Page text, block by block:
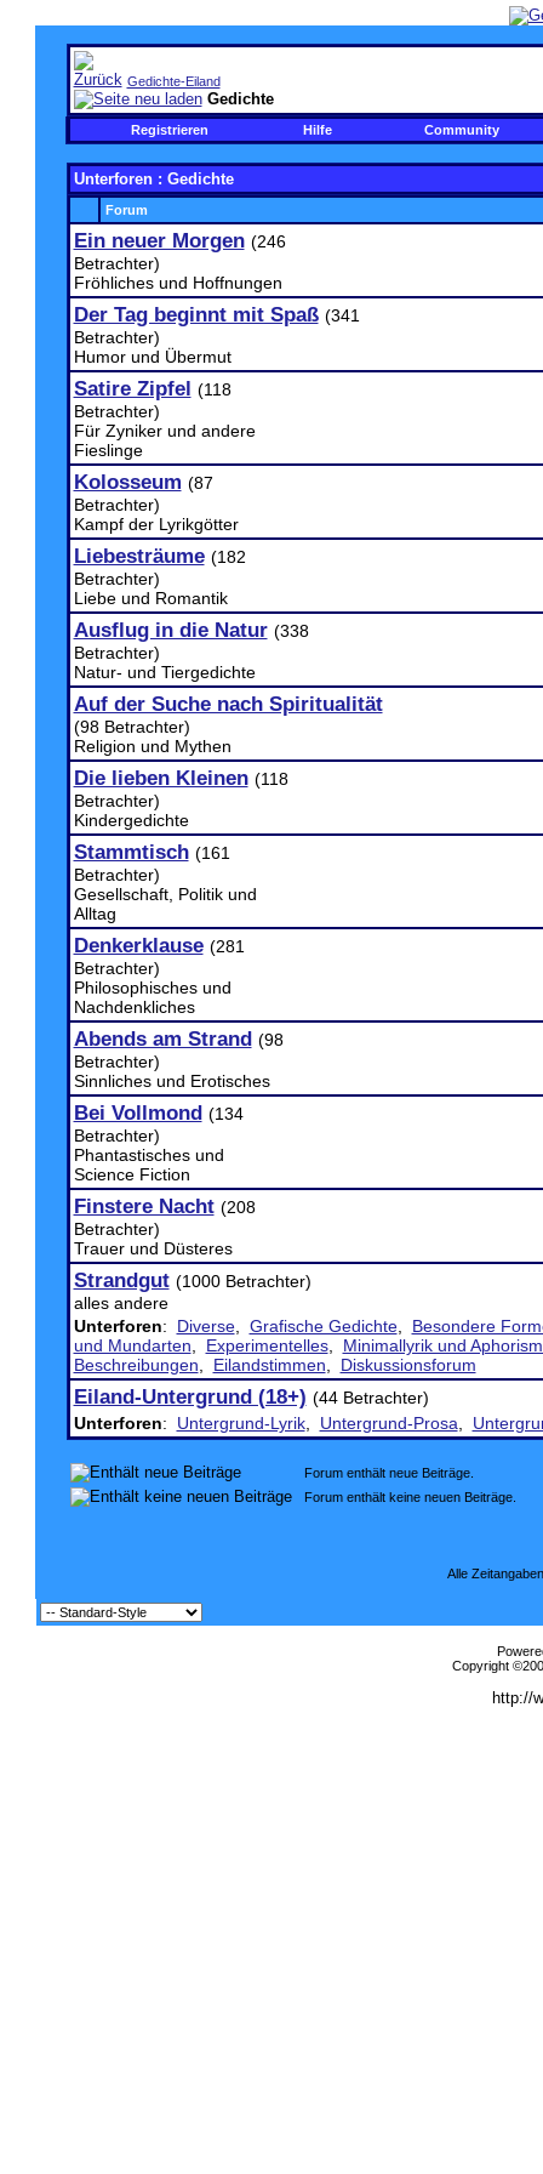
Gedichte-Eiland
Gedichte
Registrieren Hilfe Community
Unterforen: Gedichte
Forum
Ein neuer Morgen (246
Betrachter)
Fröhliches und Hoffnungen
Der Tag beginnt mit Spaß (341
Betrachter)
Humor und Übermut
Satire Zipfel (118
Betrachter)
Für Zyniker und andere
Fieslinge
Kolosseum (87
Betrachter)
Kampf der Lyrikgötter
Liebesträume (182
Betrachter)
Liebe und Romantik
Ausflug in die Natur (338
Betrachter)
Natur- und Tiergedichte
Auf der Suche nach Spiritualität
(98 Betrachter)
Religion und Mythen
Die lieben Kleinen (118
Betrachter)
Kindergedichte
Stammtisch (161
Betrachter)
Gesellschaft, Politik und
Alltag
Denkerklause (281
Betrachter)
Philosophisches und
Nachdenkliches
Abends am Strand (98
Betrachter)
Sinnliches und Erotisches
Bei Vollmond (134
Betrachter)
Phantastisches und
Science Fiction
Finstere Nacht (208
Betrachter)
Trauer und Düsteres
Strandgut (1000 Betrachter)
alles andere
Unterforen: Diverse, Grafische Gedichte,
Besondere
und Mundarten
Experimentelles,
Minimallyrik und
Beschreibungen
Eilandstimmen Diskussionsforum
Eiland-Untergrund (18+) (44 Betrachter)
Unterforen: Untergrund-Lyrik, Untergrund-Prosa
Forum enthält neue Beiträge.
Forum enthält keine neuen Beiträge.
Alle
Copyright
http://